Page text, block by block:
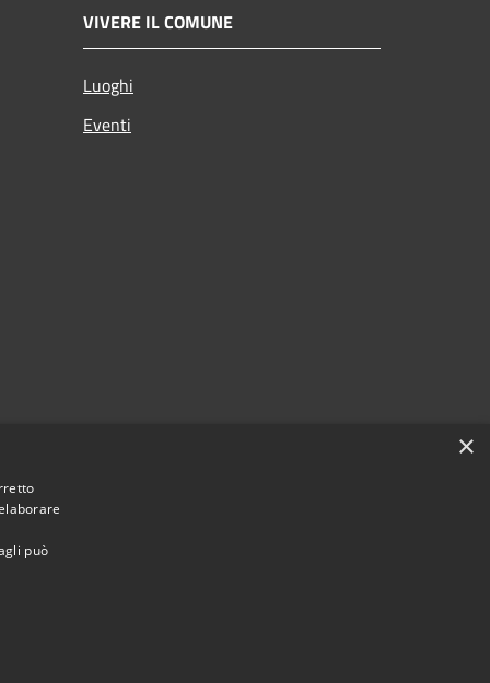
VIVERE IL COMUNE
Luoghi
Eventi
×
può